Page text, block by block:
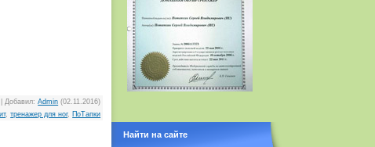
Добавил: Admin (02.11.2016)
,тренажер для ног, ПоТапки
Найти на сайте